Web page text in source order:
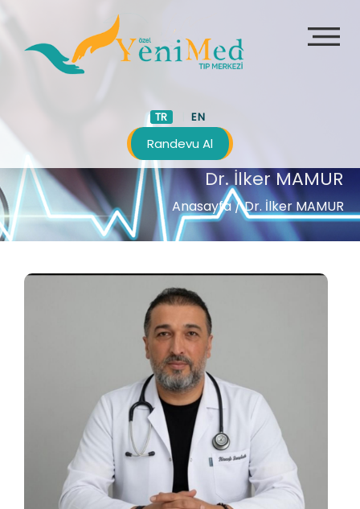
TR EN
Randevu Al
Dr. İlker MAMUR
Anasayfa/ Dr. İlker MAMUR